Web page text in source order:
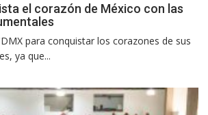
el corazón de México con las
para conquistar los corazones de sus
ya que...